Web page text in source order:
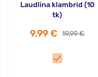
Laudlina klambrid (10
tk)
9,99 € 19,99 €